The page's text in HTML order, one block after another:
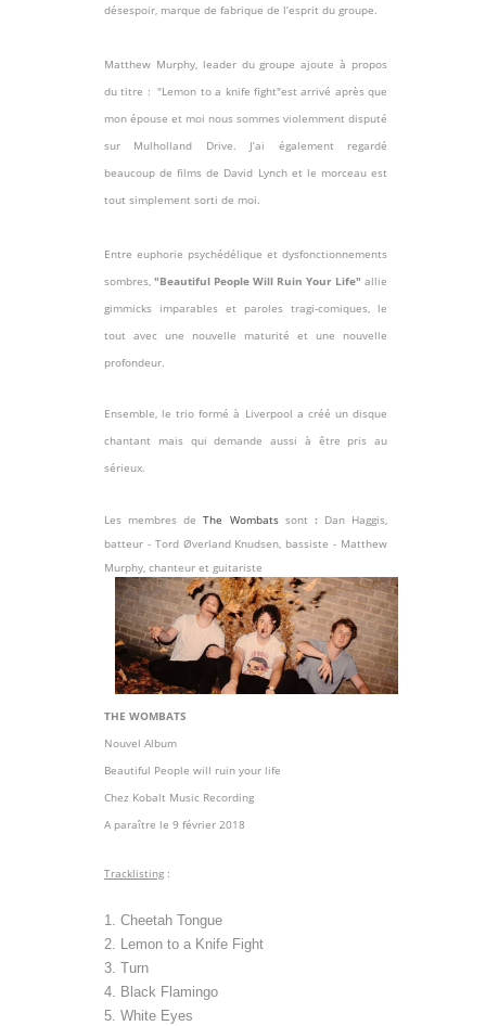
désespoir, marque de fabrique de l’esprit du groupe.
Matthew Murphy, leader du groupe ajoute à propos
du titre : "Lemon to a knife fight"est arrivé après que
mon épouse et moi nous sommes violemment disputé
sur Mulholland Drive. J’ai également regardé
beaucoup de films de David Lynch et le morceau est
tout simplement sorti de moi.
Entre euphorie psychédélique et dysfonctionnements
sombres, "Beautiful People Will Ruin Your Life" allie
gimmicks imparables et paroles tragi-comiques, le
tout avec une nouvelle maturité et une nouvelle
profondeur.
Ensemble, le trio formé à Liverpool a créé un disque
chantant mais qui demande aussi à être pris au
sérieux.
Les membres deThe Wombatssont : Dan Haggis,
batteur - Tord Øverland Knudsen, bassiste - Matthew
Murphy, chanteur et guitariste
THE WOMBATS
Nouvel Album
Beautiful People will ruin your life
Chez Kobalt Music Recording
A paraître le 9 février 2018
Tracklisting :
1. Cheetah Tongue
2. Lemon to a Knife Fight
3. Turn
4. Black Flamingo
5. White Eyes